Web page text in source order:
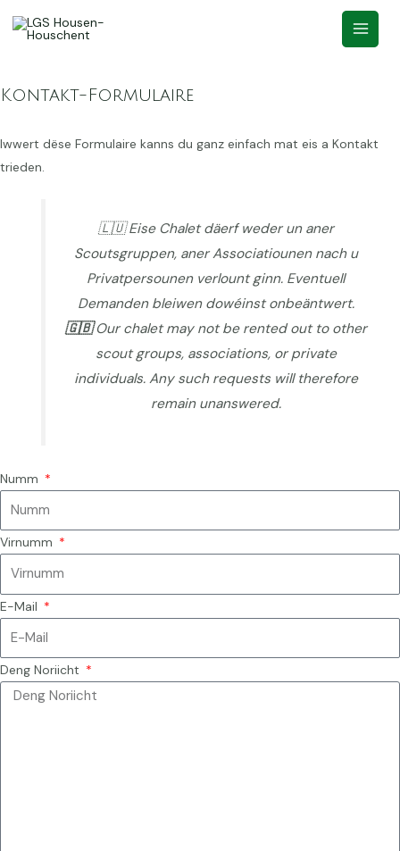
Kontakt-Formulaire
Iwwert dëse Formulaire kanns du ganz einfach mat eis a Kontakt
trieden.
🇱🇺 Eise Chalet däerf weder un aner
Scoutsgruppen, aner Associatiounen nach u
Privatpersounen verlount ginn. Eventuell
Demanden bleiwen dowéinst onbeäntwert.
🇬🇧Our chalet may not be rented out to other
scout groups, associations, or private
individuals. Any such requests will therefore
remain unanswered.
Numm
Virnumm
E-Mail
Deng Noriicht